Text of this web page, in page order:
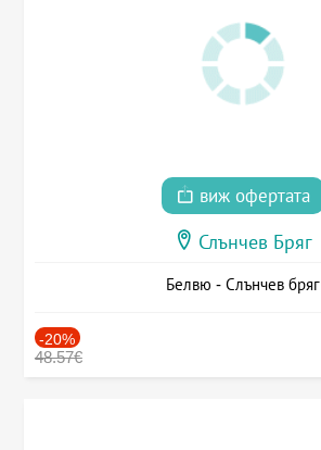
виж офертата
Слънчев Бряг
Белвю - Слънчев бряг
-20%
48.57€